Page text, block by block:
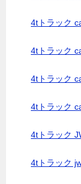
4tトラック
4tトラック
4tトラック
4tトラック
4tトラック
4tトラック